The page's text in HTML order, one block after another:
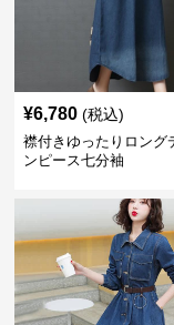
¥6,780 (税込)
襟付きゆったりロング
ンピース七分袖